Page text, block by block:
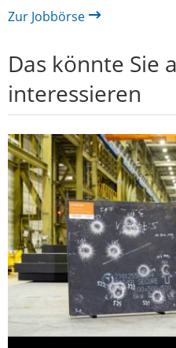
Zur Jobbörse
Das könnte Sie
interessieren